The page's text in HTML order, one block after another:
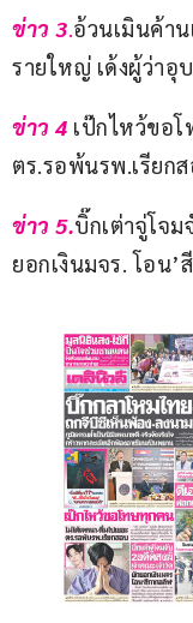
ข่าว 3.อ้วนเมินค้าน
รายใหญ่ เด้งผู้ว่า
ข่าว 4 เป๊กไหว้ขอ
ตร.รอพ้นรพ.เรียก
ข่าว 5.บิ๊กเต่าจู่โจ
ยอกเงินมจร. โอน’